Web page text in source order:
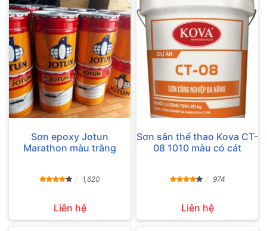
Sơn epoxy Jotun
Marathon màu trắng
1,620
Liên hệ
Sơn sân thể thao Kova CT-
08 1010 màu có cát
974
Liên hệ